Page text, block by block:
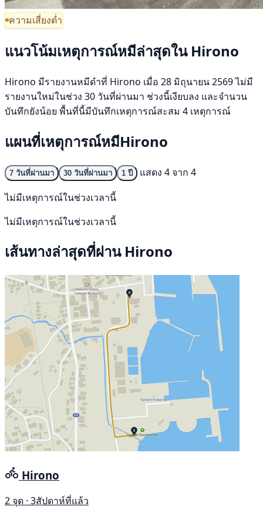
ความเสี่ยงต่ำ
แนวโน้มเหตุการณ์หมีล่าสุดใน Hirono
Hirono มีรายงานหมีดำที่ Hirono เมื่อ 28 มิถุนายน 2569 ไม่มี
รายงานใหม่ในช่วง 30 วันที่ผ่านมา ช่วงนี้เงียบลง และจำนวน
บันทึกยังน้อย พื้นที่นี้มีบันทึกเหตุการณ์สะสม 4 เหตุการณ์
แผนที่เหตุการณ์หมีHirono
7 วันที่ผ่านมา 30 วันที่ผ่านมา 1 ปี
แสดง 4 จาก 4
ไม่มีเหตุการณ์ในช่วงเวลานี้
ไม่มีเหตุการณ์ในช่วงเวลานี้
เส้นทางล่าสุดที่ผ่าน Hirono
Hirono
2 จุด · 3สัปดาห์ที่แล้ว